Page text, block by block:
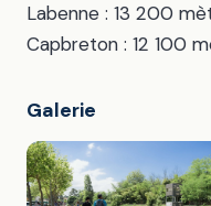
Labenne : 13 200
Capbreton : 12 100
Galerie